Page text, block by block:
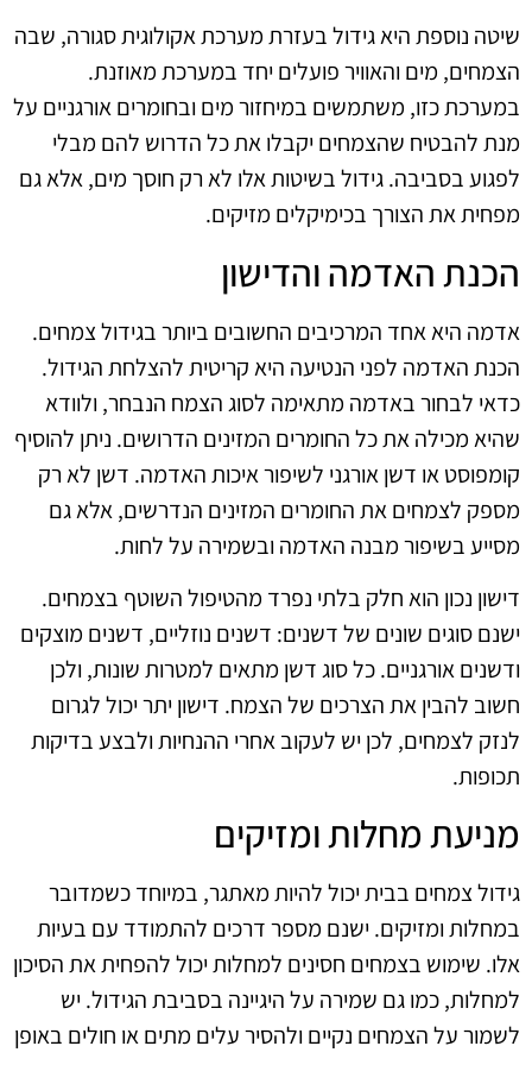
שיטה נוספת היא גידול בעזרת מערכת אקולוגית סגורה, שבה
הצמחים, מים והאוויר פועלים יחד במערכת מאוזנת.
במערכת כזו, משתמשים במיחזור מים ובחומרים אורגניים על
מנת להבטיח שהצמחים יקבלו את כל הדרוש להם מבלי
לפגוע בסביבה. גידול בשיטות אלו לא רק חוסך מים, אלא גם
מפחית את הצורך בכימיקלים מזיקים.
הכנת האדמה והדישון
אדמה היא אחד המרכיבים החשובים ביותר בגידול צמחים.
הכנת האדמה לפני הנטיעה היא קריטית להצלחת הגידול.
כדאי לבחור באדמה מתאימה לסוג הצמח הנבחר, ולוודא
שהיא מכילה את כל החומרים המזינים הדרושים. ניתן להוסיף
קומפוסט או דשן אורגני לשיפור איכות האדמה. דשן לא רק
מספק לצמחים את החומרים המזינים הנדרשים, אלא גם
מסייע בשיפור מבנה האדמה ובשמירה על לחות.
דישון נכון הוא חלק בלתי נפרד מהטיפול השוטף בצמחים.
ישנם סוגים שונים של דשנים: דשנים נוזליים, דשנים מוצקים
ודשנים אורגניים. כל סוג דשן מתאים למטרות שונות, ולכן
חשוב להבין את הצרכים של הצמח. דישון יתר יכול לגרום
לנזק לצמחים, לכן יש לעקוב אחרי ההנחיות ולבצע בדיקות
תכופות.
מניעת מחלות ומזיקים
גידול צמחים בבית יכול להיות מאתגר, במיוחד כשמדובר
במחלות ומזיקים. ישנם מספר דרכים להתמודד עם בעיות
אלו. שימוש בצמחים חסינים למחלות יכול להפחית את הסיכון
למחלות, כמו גם שמירה על היגיינה בסביבת הגידול. יש
לשמור על הצמחים נקיים ולהסיר עלים מתים או חולים באופן